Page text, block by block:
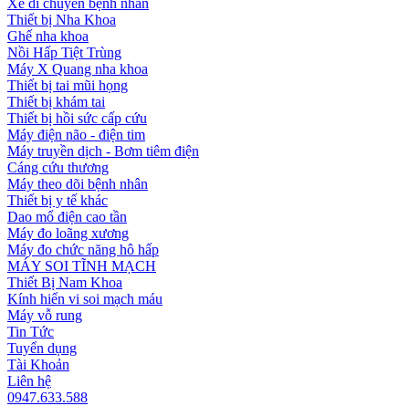
Xe di chuyển bệnh nhân
Thiết bị Nha Khoa
Ghế nha khoa
Nồi Hấp Tiệt Trùng
Máy X Quang nha khoa
Thiết bị tai mũi họng
Thiết bị khám tai
Thiết bị hồi sức cấp cứu
Máy điện não - điện tim
Máy truyền dịch - Bơm tiêm điện
Cáng cứu thương
Máy theo dõi bệnh nhân
Thiết bị y tế khác
Dao mổ điện cao tần
Máy đo loãng xương
Máy đo chức năng hô hấp
MÁY SOI TĨNH MẠCH
Thiết Bị Nam Khoa
Kính hiển vi soi mạch máu
Máy vỗ rung
Tin Tức
Tuyển dụng
Tài Khoản
Liên hệ
0947.633.588